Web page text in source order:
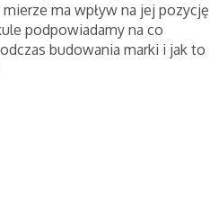
ma wpływ na jej pozycję
podpowiadamy na co
budowania marki i jak to